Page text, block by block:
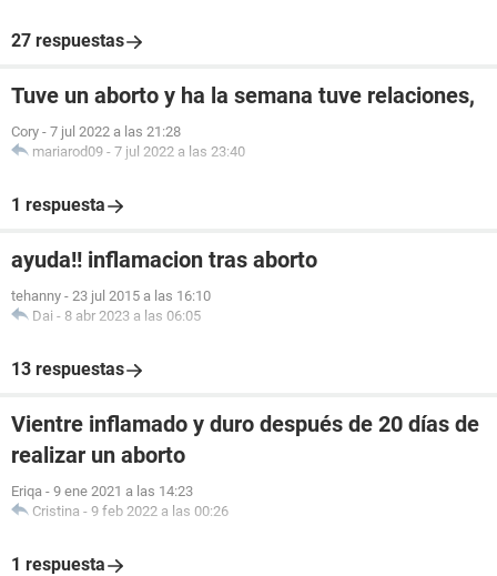
27 respuestas
Tuve un aborto y ha la semana tuve relaciones,
Cory - 7 jul 2022 a las 21:28
mariarod09 - 7 jul 2022 a las 23:40
1 respuesta
ayuda!! inflamacion tras aborto
tehanny - 23 jul 2015 a las 16:10
Dai - 8 abr 2023 a las 06:05
13 respuestas
Vientre inflamado y duro después de 20 días de
realizar un aborto
Eriqa - 9 ene 2021 a las 14:23
Cristina - 9 feb 2022 a las 00:26
1 respuesta